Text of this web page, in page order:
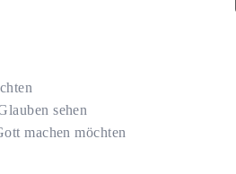
sehen
machen möchten